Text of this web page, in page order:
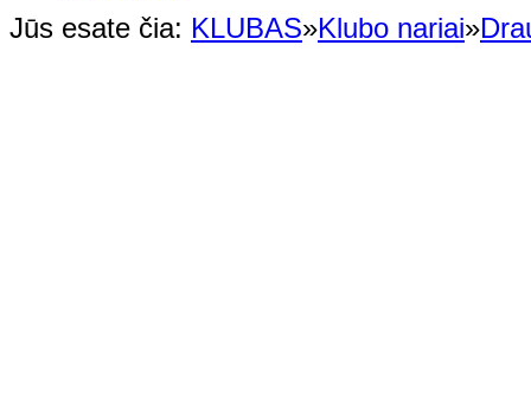
Jūs esate čia: KLUBAS»Klubo nariai»